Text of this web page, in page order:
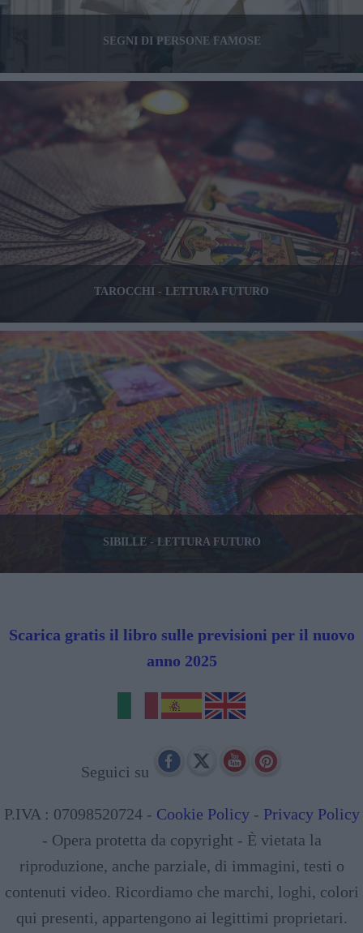
SEGNI DI PERSONE FAMOSE
TAROCCHI - LETTURA FUTURO
SIBILLE - LETTURA FUTURO
Scarica gratis il libro sulle previsioni per il nuovo
anno 2025
Seguici su
P.IVA : 07098520724 - Cookie Policy- Privacy Policy
- Opera protetta da copyright - È vietata la
riproduzione, anche parziale, di immagini, testi o
contenuti video. Ricordiamo che marchi, loghi, colori
qui presenti, appartengono ai legittimi proprietari.